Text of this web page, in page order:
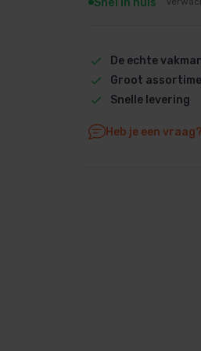
Dolphin M600 onderdelen
Dolphin M700 onderdelen
Dolphin Poolstyle E10 onderdelen
Dolphin S100 onderdelen
De echte
Groot
Snelle levering
Heb je een